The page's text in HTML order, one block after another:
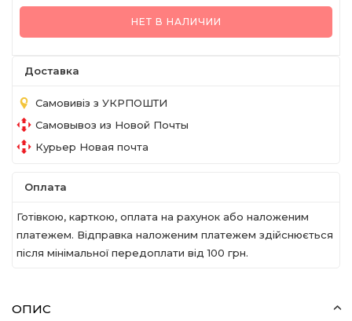
НЕТ В НАЛИЧИИ
Доставка
Самовивіз з УКРПОШТИ
Самовывоз из Новой Почты
Курьер Новая почта
Оплата
Готівкою, карткою, оплата на рахунок або наложеним
платежем. Відправка наложеним платежем здійснюється
після мінімальної передоплати вiд 100 грн.
ОПИС